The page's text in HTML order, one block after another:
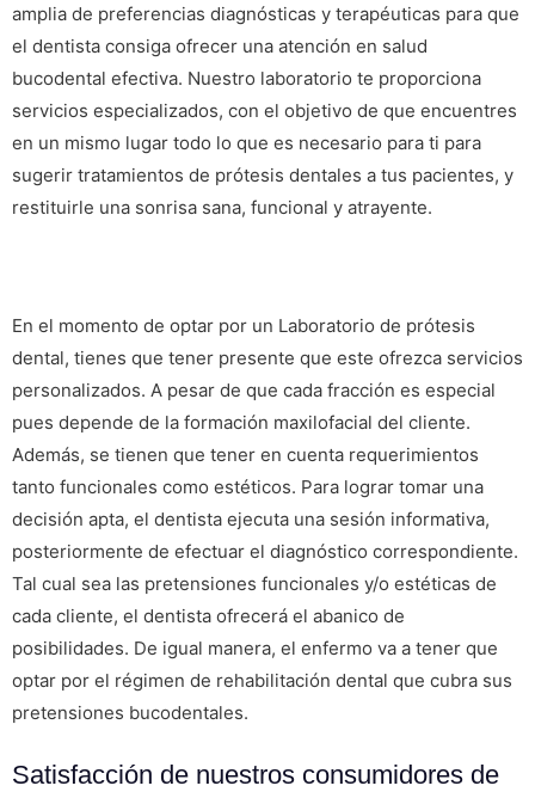
amplia de preferencias diagnósticas y terapéuticas para que
el dentista consiga ofrecer una atención en salud
bucodental efectiva. Nuestro laboratorio te proporciona
servicios especializados, con el objetivo de que encuentres
en un mismo lugar todo lo que es necesario para ti para
sugerir tratamientos de prótesis dentales a tus pacientes, y
restituirle una sonrisa sana, funcional y atrayente.
En el momento de optar por un Laboratorio de prótesis
dental, tienes que tener presente que este ofrezca servicios
personalizados. A pesar de que cada fracción es especial
pues depende de la formación maxilofacial del cliente.
Además, se tienen que tener en cuenta requerimientos
tanto funcionales como estéticos. Para lograr tomar una
decisión apta, el dentista ejecuta una sesión informativa,
posteriormente de efectuar el diagnóstico correspondiente.
Tal cual sea las pretensiones funcionales y/o estéticas de
cada cliente, el dentista ofrecerá el abanico de
posibilidades. De igual manera, el enfermo va a tener que
optar por el régimen de rehabilitación dental que cubra sus
pretensiones bucodentales.
Satisfacción de nuestros consumidores de